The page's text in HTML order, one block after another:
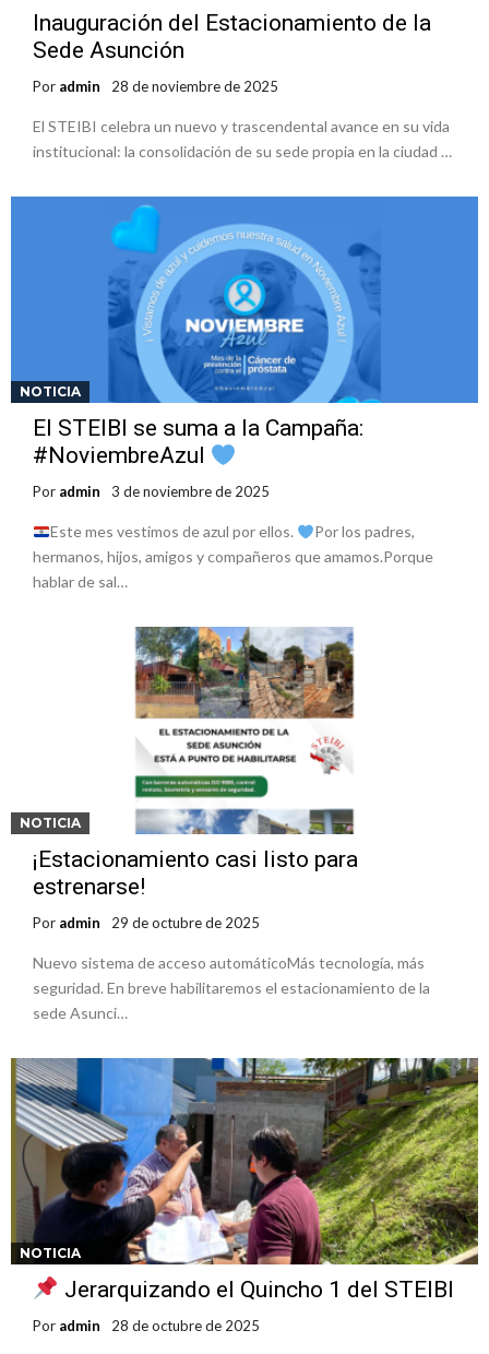
Inauguración del Estacionamiento de la
Sede Asunción
Por admin 28 de noviembre de 2025
El STEIBI celebra un nuevo y trascendental avance en su vida
institucional: la consolidación de su sede propia en la ciudad …
NOTICIA
El STEIBI se suma a la Campaña:
#NoviembreAzul
Por admin 3 de noviembre de 2025
Este mes vestimos de azul por ellos.
Por los padres,
hermanos, hijos, amigos y compañeros que amamos.Porque
hablar de sal…
NOTICIA
¡Estacionamiento casi listo para
estrenarse!
Por admin 29 de octubre de 2025
Nuevo sistema de acceso automáticoMás tecnología, más
seguridad. En breve habilitaremos el estacionamiento de la
sede Asunci…
NOTICIA
Jerarquizando el Quincho 1 del STEIBI
Por admin 28 de octubre de 2025